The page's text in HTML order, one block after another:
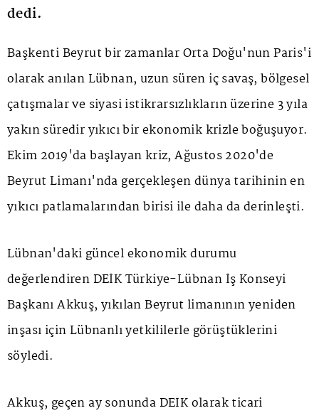
dedi.
Başkenti Beyrut bir zamanlar Orta Doğu'nun Paris'i
olarak anılan Lübnan, uzun süren iç savaş, bölgesel
çatışmalar ve siyasi istikrarsızlıkların üzerine 3 yıla
yakın süredir yıkıcı bir ekonomik krizle boğuşuyor.
Ekim 2019'da başlayan kriz, Ağustos 2020'de
Beyrut Limanı'nda gerçekleşen dünya tarihinin en
yıkıcı patlamalarından birisi ile daha da derinleşti.
Lübnan'daki güncel ekonomik durumu
değerlendiren DEİK Türkiye-Lübnan İş Konseyi
Başkanı Akkuş, yıkılan Beyrut limanının yeniden
inşası için Lübnanlı yetkililerle görüştüklerini
söyledi.
Akkuş, geçen ay sonunda DEİK olarak ticari